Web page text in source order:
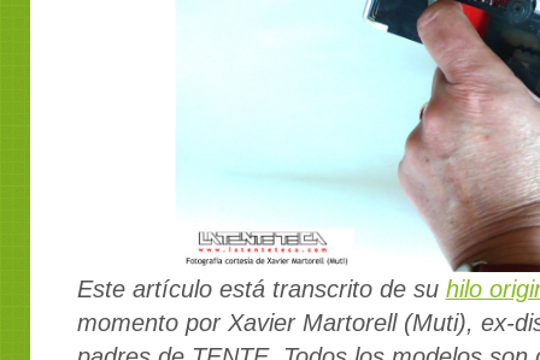
Este artículo está transcrito de su hilo
momento por Xavier Martorell (Muti), ex-